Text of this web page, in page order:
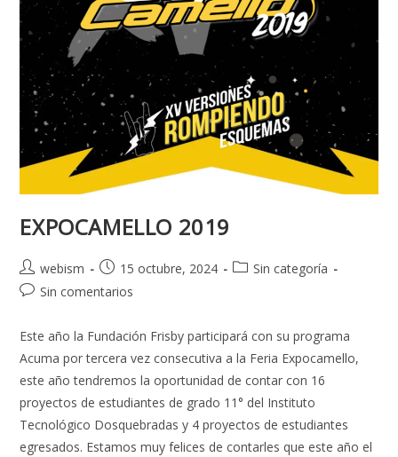
EXPOCAMELLO 2019
webism 15 octubre, 2024
Sin categoría
Sin comentarios
Este año la Fundación Frisby participará con su programa
Acuma por tercera vez consecutiva a la Feria Expocamello,
este año tendremos la oportunidad de contar con 16
proyectos de estudiantes de grado 11° del Instituto
Tecnológico Dosquebradas y 4 proyectos de estudiantes
egresados. Estamos muy felices de contarles que este año el